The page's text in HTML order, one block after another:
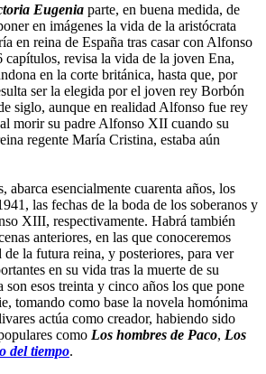
Eugenia parte, en buena medida, de
en imágenes la vida de la aristócrata
en reina de España tras casar con Alfonso
revisa la vida de la joven Ena,
en la corte británica, hasta que, por
ser la elegida por el joven rey Borbón
siglo, aunque en realidad Alfonso fue rey
morir su padre Alfonso XII cuando su
regente María Cristina, estaba aún
abarca esencialmente cuarenta años, los
las fechas de la boda de los soberanos y
XIII, respectivamente. Habrá también
anteriores, en las que conoceremos
la futura reina, y posteriores, para ver
en su vida tras la muerte de su
son esos treinta y cinco años los que pone
tomando como base la novela homónima
actúa como creador, habiendo sido
como Los hombres de Paco, Los
del tiempo.